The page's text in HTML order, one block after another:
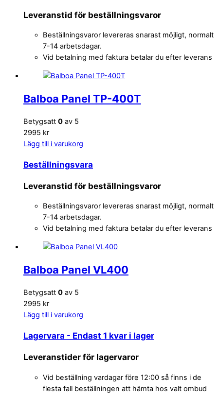
Leveranstid för beställningsvaror
Beställningsvaror levereras snarast möjligt, normalt
7-14 arbetsdagar.
Vid betalning med faktura betalar du efter leverans
Balboa Panel TP-400T
Betygsatt 0 av 5
2995 kr
Lägg till i varukorg
Beställningsvara
Leveranstid för beställningsvaror
Beställningsvaror levereras snarast möjligt, normalt
7-14 arbetsdagar.
Vid betalning med faktura betalar du efter leverans
Balboa Panel VL400
Betygsatt 0 av 5
2995 kr
Lägg till i varukorg
Lagervara - Endast 1 kvar i lager
Leveranstider för lagervaror
Vid beställning vardagar före 12:00 så finns i de
flesta fall beställningen att hämta hos valt ombud